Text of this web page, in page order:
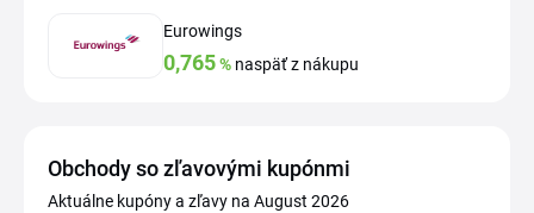
Eurowings
0,765% naspäť z nákupu
Obchody so zľavovými kupónmi
Aktuálne kupóny a zľavy na August 2026